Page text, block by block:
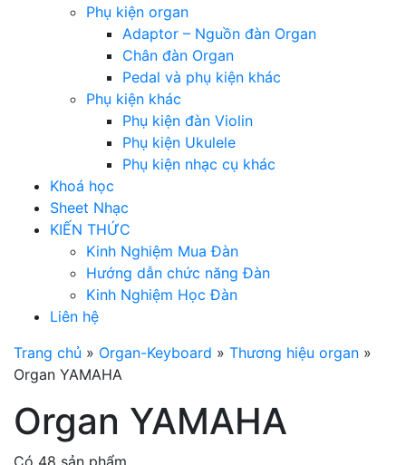
Phụ kiện organ
Adaptor – Nguồn đàn Organ
Chân đàn Organ
Pedal và phụ kiện khác
Phụ kiện khác
Phụ kiện đàn Violin
Phụ kiện Ukulele
Phụ kiện nhạc cụ khác
Khoá học
Sheet Nhạc
KIẾN THỨC
Kinh Nghiệm Mua Đàn
Hướng dẫn chức năng Đàn
Kinh Nghiệm Học Đàn
Liên hệ
Trang chủ » Organ-Keyboard » Thương hiệu organ »
Organ YAMAHA
Organ YAMAHA
Có 48 sản phẩm